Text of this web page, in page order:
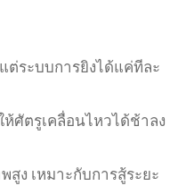
ต่ระบบการยิงได้แค่ทีละ
ห้ศัตรูเคลื่อนไหวได้ช้าลง
ง เหมาะกับการสู้ระยะ